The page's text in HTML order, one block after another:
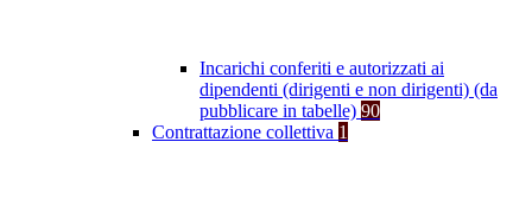
Incarichi conferiti e autorizzati ai
dipendenti (dirigenti e non dirigenti) (da
pubblicare in tabelle) 90
Contrattazione collettiva 1